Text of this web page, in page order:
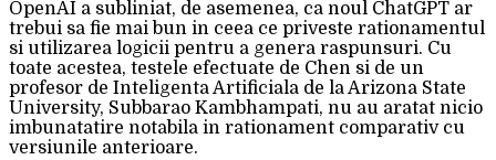
OpenAI a subliniat, de asemenea, ca noul ChatGPT ar
trebui sa fie mai bun in ceea ce priveste rationamentul
si utilizarea logicii pentru a genera raspunsuri. Cu
toate acestea, testele efectuate de Chen si de un
profesor de Inteligenta Artificiala de la Arizona State
University, Subbarao Kambhampati, nu au aratat nicio
imbunatatire notabila in rationament comparativ cu
versiunile anterioare.